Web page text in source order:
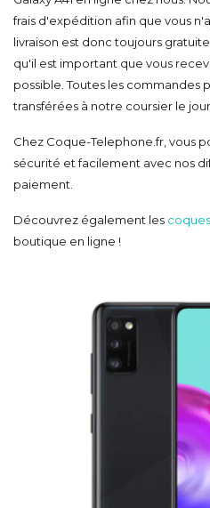
frais d'expédition afin que vous
livraison est donc toujours
qu'il est important que vous
possible. Toutes les commandes
transférées à notre coursier le
Chez Coque-Telephone.fr, vous
sécurité et facilement avec nos
paiement.
Découvrez également les
boutique en ligne !